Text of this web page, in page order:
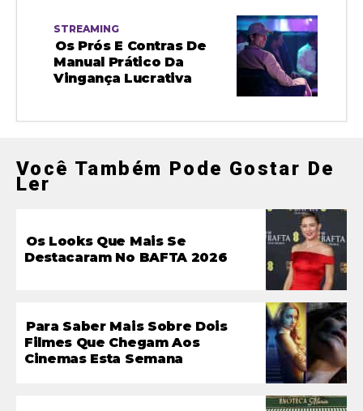
STREAMING
Os Prós E Contras De
Manual Prático Da
Vingança Lucrativa
Você Também Pode Gostar De
Ler
Os Looks Que Mais Se
Destacaram No BAFTA 2026
Para Saber Mais Sobre Dois
Filmes Que Chegam Aos
Cinemas Esta Semana